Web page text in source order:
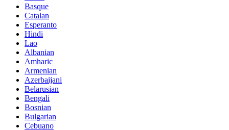
Basque
Catalan
Esperanto
Hindi
Lao
Albanian
Amharic
Armenian
Azerbaijani
Belarusian
Bengali
Bosnian
Bulgarian
Cebuano